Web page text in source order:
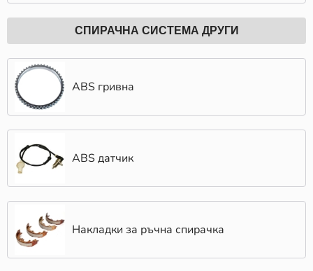
СПИРАЧНА СИСТЕМА ДРУГИ
ABS гривна
ABS датчик
Накладки за ръчна спирачка